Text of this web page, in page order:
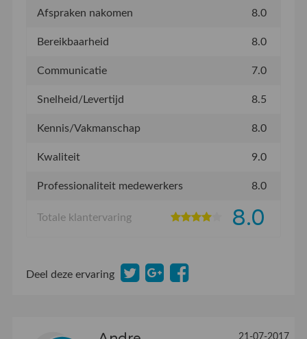
Afspraken nakomen 8.0
Bereikbaarheid 8.0
Communicatie 7.0
Snelheid/Levertijd 8.5
Kennis/Vakmanschap 8.0
Kwaliteit 9.0
Professionaliteit medewerkers 8.0
Totale klantervaring 8.0
Deel deze ervaring
21-07-2017